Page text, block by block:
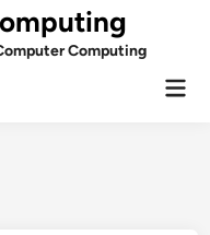
Computing